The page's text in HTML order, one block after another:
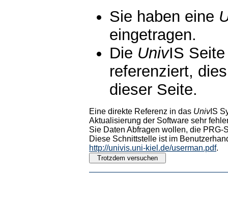
Sie haben eine
eingetragen.
Die UnivIS
referenziert,
dieser Seite.
Eine direkte Referenz in das UnivIS
Aktualisierung der Software sehr
Sie Daten Abfragen wollen, die PRG-
Diese Schnittstelle ist im
http://univis.uni-kiel.de/userman.pdf.